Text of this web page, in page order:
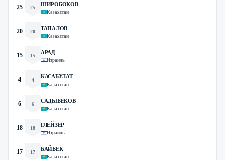
25 25
ШИРОБОКОВ
Казахстан
20 20
ТАПАЛОВ
Казахстан
15 15
АРАД
Израиль
4 4
КАСАБУЛАТ
Казахстан
6 6
САДЫБЕКОВ
Казахстан
18 18
ГЛЕЙЗЕР
Израиль
17 17
БАЙБЕК
Казахстан